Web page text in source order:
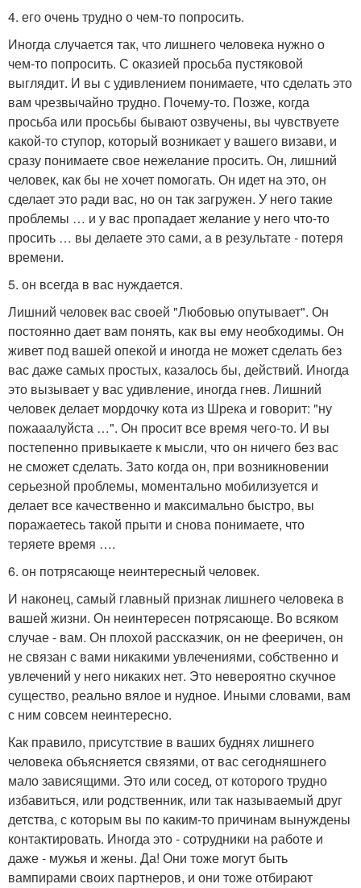
4. его очень трудно о чем-то попросить.
Иногда случается так, что лишнего человека нужно о
чем-то попросить. С оказией просьба пустяковой
выглядит. И вы с удивлением понимаете, что сделать это
вам чрезвычайно трудно. Почему-то. Позже, когда
просьба или просьбы бывают озвучены, вы чувствуете
какой-то ступор, который возникает у вашего визави, и
сразу понимаете свое нежелание просить. Он, лишний
человек, как бы не хочет помогать. Он идет на это, он
сделает это ради вас, но он так загружен. У него такие
проблемы … и у вас пропадает желание у него что-то
просить … вы делаете это сами, а в результате - потеря
времени.
5. он всегда в вас нуждается.
Лишний человек вас своей "Любовью опутывает". Он
постоянно дает вам понять, как вы ему необходимы. Он
живет под вашей опекой и иногда не может сделать без
вас даже самых простых, казалось бы, действий. Иногда
это вызывает у вас удивление, иногда гнев. Лишний
человек делает мордочку кота из Шрека и говорит: "ну
пожааалуйста …". Он просит все время чего-то. И вы
постепенно привыкаете к мысли, что он ничего без вас
не сможет сделать. Зато когда он, при возникновении
серьезной проблемы, моментально мобилизуется и
делает все качественно и максимально быстро, вы
поражаетесь такой прыти и снова понимаете, что
теряете время ….
6. он потрясающе неинтересный человек.
И наконец, самый главный признак лишнего человека в
вашей жизни. Он неинтересен потрясающе. Во всяком
случае - вам. Он плохой рассказчик, он не фееричен, он
не связан с вами никакими увлечениями, собственно и
увлечений у него никаких нет. Это невероятно скучное
существо, реально вялое и нудное. Иными словами, вам
с ним совсем неинтересно.
Как правило, присутствие в ваших буднях лишнего
человека объясняется связями, от вас сегодняшнего
мало зависящими. Это или сосед, от которого трудно
избавиться, или родственник, или так называемый друг
детства, с которым вы по каким-то причинам вынуждены
контактировать. Иногда это - сотрудники на работе и
даже - мужья и жены. Да! Они тоже могут быть
вампирами своих партнеров, и они тоже отбирают